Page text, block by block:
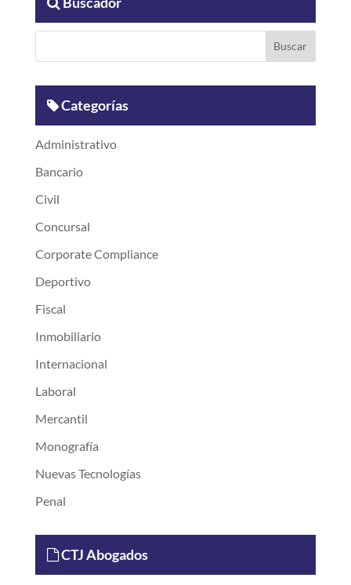
Categorías
Administrativo
Bancario
Civil
Concursal
Corporate Compliance
Deportivo
Fiscal
Inmobiliario
Internacional
Laboral
Mercantil
Monografía
Nuevas Tecnologías
Penal
CTJ Abogados